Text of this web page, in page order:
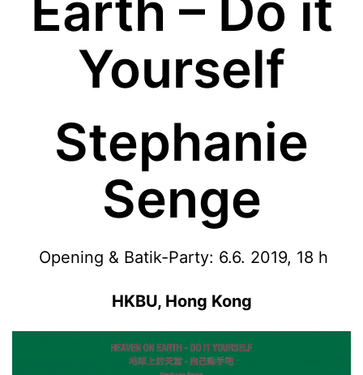
Yourself
Stephanie
Senge
Opening & Batik-Party: 6.6. 2019, 18 h
HKBU, Hong Kong